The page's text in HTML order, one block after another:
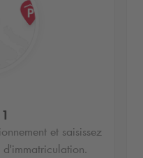
et saisissez